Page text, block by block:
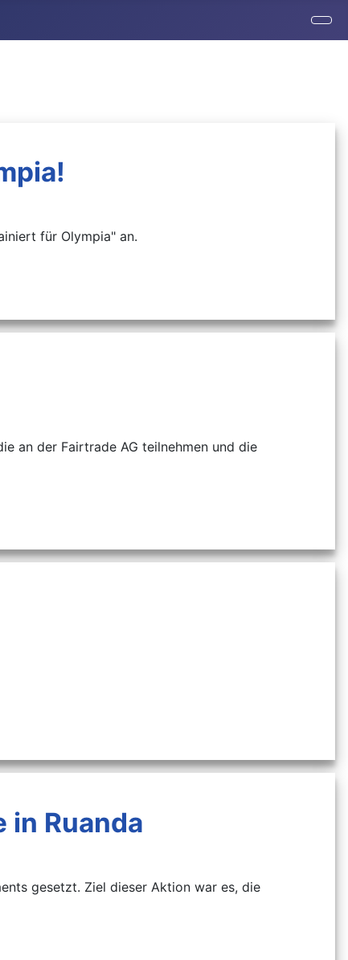
für Olympia" an.
an der Fairtrade AG teilnehmen und die
Ruanda
gesetzt. Ziel dieser Aktion war es, die